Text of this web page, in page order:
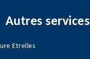
Autres services
Etrelles